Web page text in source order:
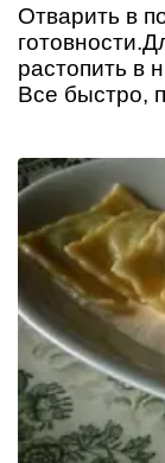
Отварить в
растопить в
Все быстро,